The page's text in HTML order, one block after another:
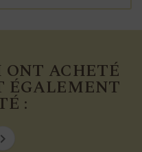
ONT ACHETÉ
ÉGALEMENT
:
